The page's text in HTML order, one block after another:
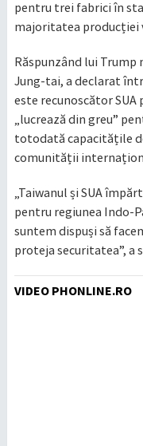
pentru trei fabrici în
majoritatea producției
Răspunzând lui Trump
Jung-tai, a declarat
este recunoscător SUA
„lucrează din greu”
totodată capacitățile
comunității
„Taiwanul și SUA
pentru regiunea Indo-
suntem dispuși să
proteja securitatea”, a
VIDEO PHONLINE.RO